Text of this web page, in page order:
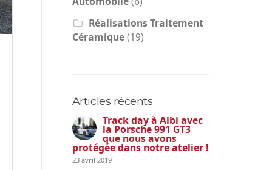
Réalisations Traitement
Céramique(19)
Articles récents
Track day à Albi avec
la Porsche 991 GT3
que nous avons
protégée dans notre atelier !
23 avril 2019